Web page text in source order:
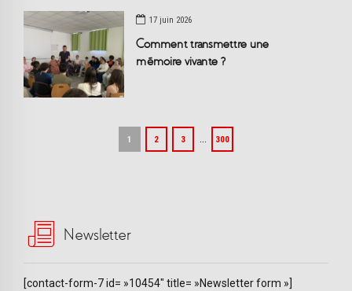
17 juin 2026
Comment transmettre une
mémoire vivante ?
1 2 3 … 300
Newsletter
[contact-form-7 id= »10454″ title= »Newsletter form »]